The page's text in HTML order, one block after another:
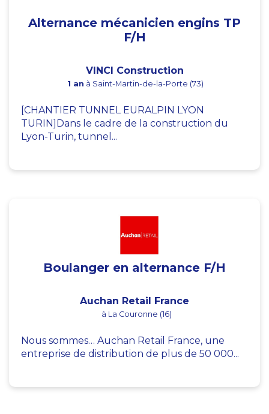
Alternance mécanicien engins TP
F/H
VINCI Construction
1 an à Saint-Martin-de-la-Porte (73)
[CHANTIER TUNNEL EURALPIN LYON
TURIN]Dans le cadre de la construction du
Lyon-Turin, tunnel...
Boulanger en alternance F/H
Auchan Retail France
à La Couronne (16)
Nous sommes… Auchan Retail France, une
entreprise de distribution de plus de 50 000...